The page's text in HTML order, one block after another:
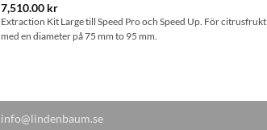
7,510.00 kr
Extraction Kit Large till Speed Pro och Speed Up. För citrusfrukt
med en diameter på 75 mm to 95 mm.
info@lindenbaum.se